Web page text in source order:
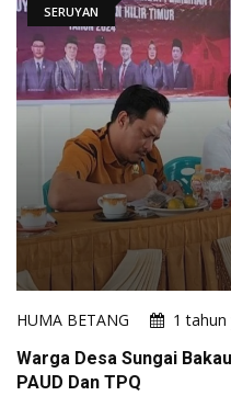
SERUYAN
HUMA BETANG
1 tahun
Warga Desa Sungai
PAUD Dan TPQ